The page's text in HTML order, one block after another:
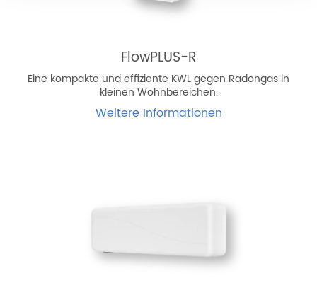
FlowPLUS-R
Eine kompakte und effiziente KWL gegen Radongas in
kleinen Wohnbereichen.
Weitere Informationen